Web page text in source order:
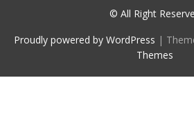
© All Right
Proudly powered by WordPress |
Themes